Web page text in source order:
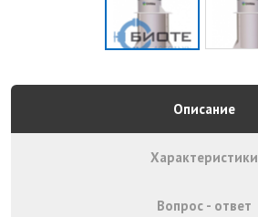
Описание
Характеристики
Вопрос - ответ